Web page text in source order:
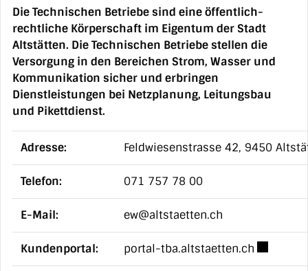
Die Technischen Betriebe sind eine öffentlich-
rechtliche Körperschaft im Eigentum der Stadt
Altstätten. Die Technischen Betriebe stellen die
Versorgung in den Bereichen Strom, Wasser und
Kommunikation sicher und erbringen
Dienstleistungen bei Netzplanung, Leitungsbau
und Pikettdienst.
Adresse: Feldwiesenstrasse 42, 9450
Telefon: 071 757 78 00
E-Mail: ew@altstaetten.ch
Kundenportal: portal-tba.altstaetten.ch